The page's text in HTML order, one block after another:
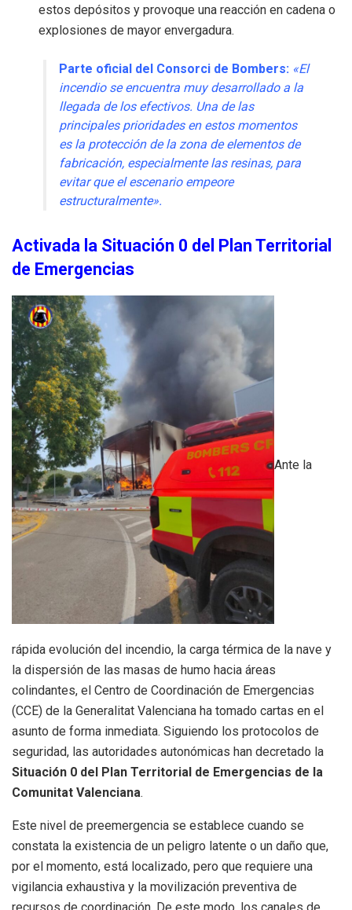
estos depósitos y provoque una reacción en cadena o
explosiones de mayor envergadura.
Parte oficial del Consorci de Bombers: «El
incendio se encuentra muy desarrollado a la
llegada de los efectivos. Una de las
principales prioridades en estos momentos
es la protección de la zona de elementos de
fabricación, especialmente las resinas, para
evitar que el escenario empeore
estructuralmente».
Activada la Situación 0 del Plan Territorial
de Emergencias
Ante la
rápida evolución del incendio, la carga térmica de la nave y
la dispersión de las masas de humo hacia áreas
colindantes, el Centro de Coordinación de Emergencias
(CCE) de la Generalitat Valenciana ha tomado cartas en el
asunto de forma inmediata. Siguiendo los protocolos de
seguridad, las autoridades autonómicas han decretado la
Situación 0 del Plan Territorial de Emergencias de la
Comunitat Valenciana.
Este nivel de preemergencia se establece cuando se
constata la existencia de un peligro latente o un daño que,
por el momento, está localizado, pero que requiere una
vigilancia exhaustiva y la movilización preventiva de